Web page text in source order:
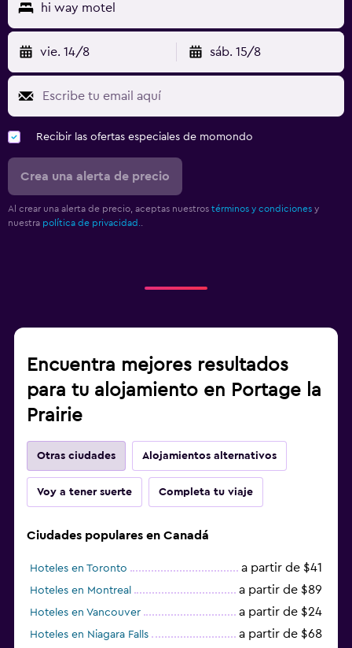
hi way motel
vie. 14/8 sáb. 15/8
Recibir las ofertas especiales de momondo
Crea una alerta de precio
Al crear una alerta de precio, aceptas nuestros términos y condiciones y
nuestra política de privacidad.
Encuentra mejores resultados
para tu alojamiento en Portage la
Prairie
Otras ciudades Alojamientos alternativos
Voy a tener suerte Completa tu viaje
Ciudades populares en Canadá
Hoteles en Toronto a partir de $41
Hoteles en Montreal a partir de $89
Hoteles en Vancouver a partir de $24
Hoteles en Niagara Falls a partir de $68